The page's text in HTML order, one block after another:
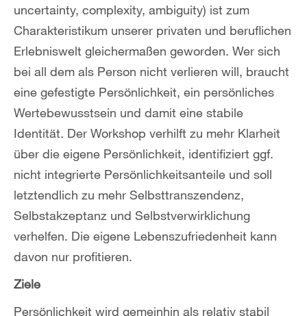
uncertainty, complexity, ambiguity) ist zum
Charakteristikum unserer privaten und beruflichen
Erlebniswelt gleichermaßen geworden. Wer sich
bei all dem als Person nicht verlieren will, braucht
eine gefestigte Persönlichkeit, ein persönliches
Wertebewusstsein und damit eine stabile
Identität. Der Workshop verhilft zu mehr Klarheit
über die eigene Persönlichkeit, identifiziert ggf.
nicht integrierte Persönlichkeitsanteile und soll
letztendlich zu mehr Selbsttranszendenz,
Selbstakzeptanz und Selbstverwirklichung
verhelfen. Die eigene Lebenszufriedenheit kann
davon nur profitieren.
Ziele
Persönlichkeit wird gemeinhin als relativ stabil